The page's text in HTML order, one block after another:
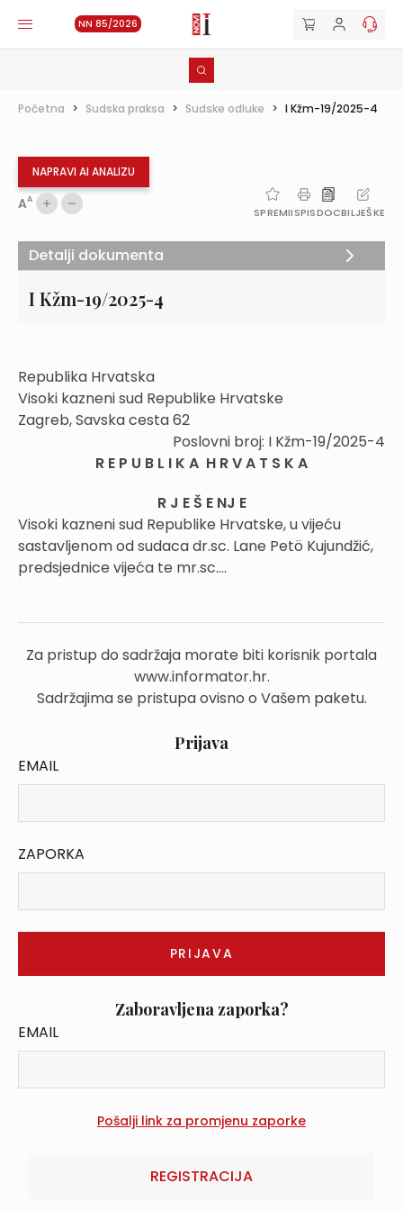
NN 85/2026
Početna > Sudska praksa > Sudske odluke > I Kžm-19/2025-4
NAPRAVI AI ANALIZU
AA
SPREMIISPISDOCBILJEŠKE
I Kžm-19/2025-4
Republika Hrvatska
Visoki kazneni sud Republike Hrvatske
Zagreb, Savska cesta 62
Poslovni broj: I Kžm-19/2025-4
R E P U B L I K A H R V A T S K A
R J E Š E NJ E
Visoki kazneni sud Republike Hrvatske, u vijeću
sastavljenom od sudaca dr.sc. Lane Petö Kujundžić,
predsjednice vijeća te mr.sc....
Za pristup do sadržaja morate biti korisnik portala
www.informator.hr.
Sadržajima se pristupa ovisno o Vašem paketu.
Prijava
EMAIL
ZAPORKA
Zaboravljena zaporka?
EMAIL
REGISTRACIJA
Detalji dokumenta